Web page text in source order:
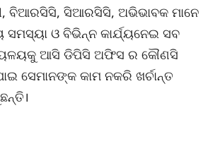
ବିଆରସିସି, ସିଆରସିସି, ଅଭିଭାବକ ମାନେ
ସମସ୍ୟା ଓ ବିଭିନ୍ନ କାର୍ଯ୍ୟନେଇ ସବ
ଆସି ଡିପିସି ଅଫିସ ର କୌଣସି
ସେମାନଙ୍କ କାମ ନକରି ଖର୍ଚାନ୍ତ